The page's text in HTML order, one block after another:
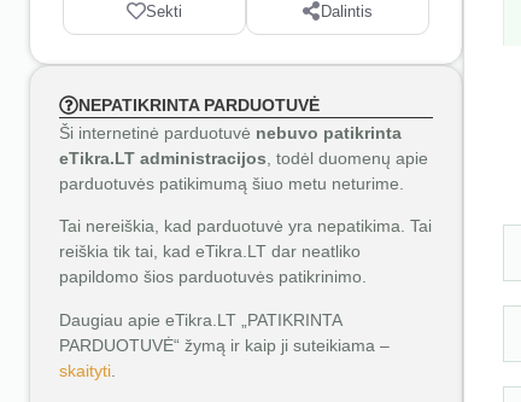
Sekti Dalintis
NEPATIKRINTA PARDUOTUVĖ
Ši internetinė parduotuvė nebuvo patikrinta
eTikra.LT administracijos , todėl duomenų apie
parduotuvės patikimumą šiuo metu neturime.
Tai nereiškia, kad parduotuvė yra nepatikima. Tai
reiškia tik tai, kad eTikra.LT dar neatliko
papildomo šios parduotuvės patikrinimo.
Daugiau apie eTikra.LT „PATIKRINTA
PARDUOTUVĖ“ žymą ir kaip ji suteikiama –
skaityti